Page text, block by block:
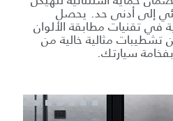
إلى أدنى حد. يحصل
في تقنيات مطابقة الألوان
تشطيبات مثالية خالية من
سيارتك.